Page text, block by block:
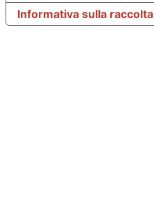
Informativa sulla raccolta